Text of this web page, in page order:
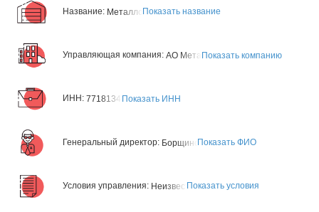
Название: Металлобаза Металлокомплект-М Волхонка
Показать название
Управляющая компания: АО Металлокомплект-М
Показать компанию
ИНН: 7718134701Показать ИНН
Генеральный директор: Борщинский Дмитрий Валерьевич
Показать ФИО
Условия управления: НеизвестноПоказать условия